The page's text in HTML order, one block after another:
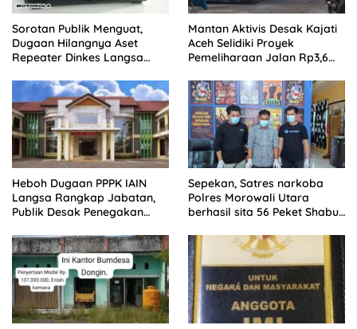
Sorotan Publik Menguat,
Dugaan Hilangnya Aset
Repeater Dinkes Langsa
Mantan Aktivis Desak Kajati
Aceh Selidiki Proyek
Pemeliharaan Jalan Rp3,6
Heboh Dugaan PPPK IAIN
Langsa Rangkap Jabatan,
Publik Desak Penegakan
Sepekan, Satres narkoba
Polres Morowali Utara
berhasil sita 56 Peket Shabu
pelaku